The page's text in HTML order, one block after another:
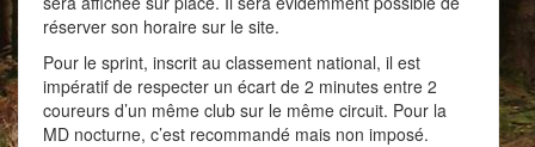
réserver son horaire sur le site.
Pour le sprint, inscrit au classement national, il est
impératif de respecter un écart de 2 minutes entre 2
coureurs d’un même club sur le même circuit. Pour la
MD nocturne, c’est recommandé mais non imposé.